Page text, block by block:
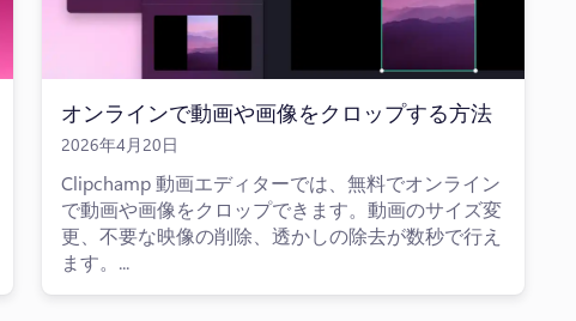
オンラインで動画や画像をクロップする方法
2026年4月20日
Clipchamp 動画エディターでは、無料でオンライン
で動画や画像をクロップできます。動画のサイズ変
更、不要な映像の削除、透かしの除去が数秒で行え
ます。...